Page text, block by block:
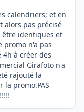
calendriers; et en
alors pas précisé
être identiques et
promo n'a pas
à créer des
Girafoto n'a
rajouté la
promo.PAS